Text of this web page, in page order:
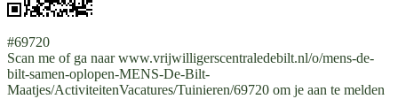
#69720
Scan me of ga naar www.vrijwilligerscentraledebilt.nl/o/mens-de-
bilt-samen-oplopen-MENS-De-Bilt-
Maatjes/ActiviteitenVacatures/Tuinieren/69720 om je aan te melden